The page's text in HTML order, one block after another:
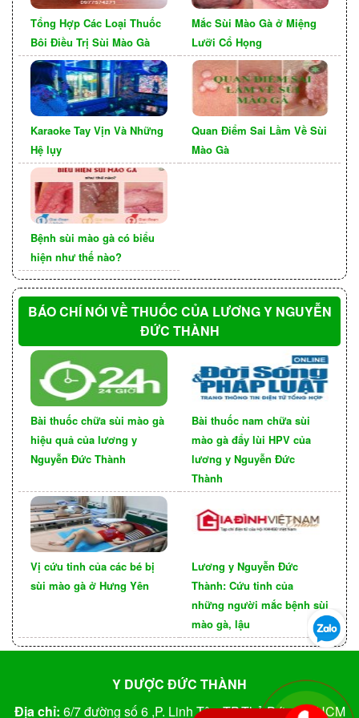
Bằng cách áp dụng các chiến lược phòng ngừa
trên, chúng ta có thể giảm nguy cơ mắc bệnh lậu
và xây dựng một cộng đồng với sức khỏe tình dục
tốt hơn. Hãy nhớ rằng bảo vệ sức khỏe là trách
nhiệm của chúng ta và chúng ta có thể làm được
điều này thông qua việc áp dụng các biện pháp
phòng ngừa và tư vấn y tế thích hợp.
Chăm sóc sức khỏe toàn
diện
Bên cạnh việc áp dụng các biện pháp phòng
ngừa, việc chăm sóc sức khỏe toàn diện là rất
quan trọng để bảo vệ chúng ta khỏi bệnh lậu.
Dưới đây là một số gợi ý về chăm sóc sức khỏe
toàn diện:
Điều trị kịp thời: Nếu bạn hoặc đối tác của bạn
bị nghi ngờ mắc bệnh lậu, hãy điều trị kịp thời
và tuân thủ đúng quy trình điều trị được chỉ
định bởi bác sĩ. Không tự ý điều trị hoặc bỏ
qua việc điều trị, vì điều này có thể dẫn đến
biến chứng và lây lan căn bệnh cho người
khác.
Tổng Hợp Các Loại Thuốc
Bôi Điều Trị Sùi Mào Gà
Mắc Sùi Mào Gà ở Miệng
Lưỡi Cổ Họng
Karaoke Tay Vịn Và Những
Hệ lụy
Quan Điểm Sai Lầm Về Sùi
Mào Gà
Bệnh sùi mào gà có biểu
hiện như thế nào?
BÁO CHÍ NÓI VỀ THUỐC CỦA LƯƠNG Y NGUYỄN
ĐỨC THÀNH
Bài thuốc chữa sùi mào gà
hiệu quả của lương y
Nguyễn Đức Thành
Bài thuốc nam chữa sùi
mào gà đẩy lùi HPV của
lương y Nguyễn Đức
Thành
Vị cứu tinh của các bé bị
sùi mào gà ở Hưng Yên
Lương y Nguyễn Đức
Thành: Cứu tinh của
những người mắc bệnh sùi
mào gà, lậu
Y DƯỢC ĐỨC THÀNH
Địa chỉ: 6/7 đường số 6 ,P. Linh Tây, TP.Thủ Đức, TP.HCM